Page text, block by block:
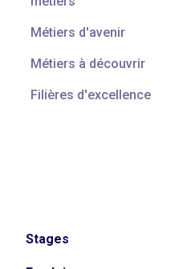
Métiers d'avenir
Métiers à découvrir
Filières d'excellence
Stages